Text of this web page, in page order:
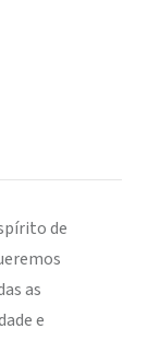
de
as
e